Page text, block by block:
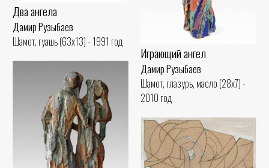
Играющий ангел
Дамир Рузыбаев
Шамот, глазурь, масло (28x7) -
2010 год
Два ангела
Дамир Рузыбаев
Шамот, гуашь (63x13) - 1991 год